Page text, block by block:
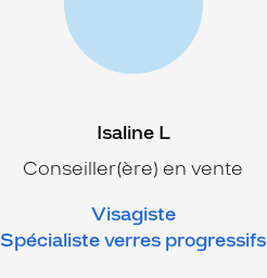
Isaline L
Conseiller(ère) en vente
Visagiste
Spécialiste verres progressifs